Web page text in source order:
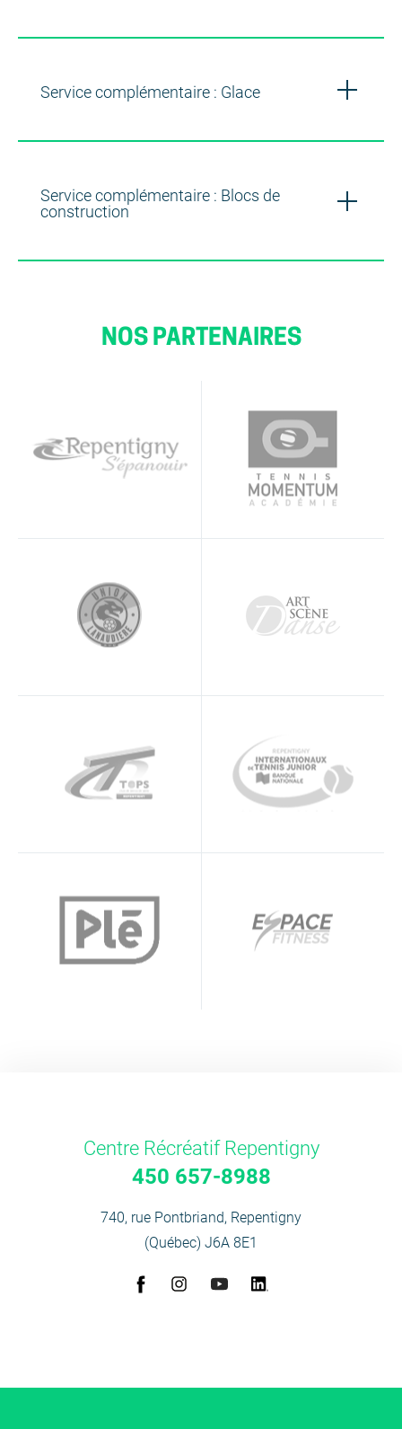
Service complémentaire : Glace
Service complémentaire : Blocs de
construction
NOS PARTENAIRES
Centre Récréatif Repentigny
450 657-8988
740, rue Pontbriand, Repentigny
(Québec) J6A 8E1